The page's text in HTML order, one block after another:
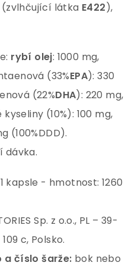
(zvlhčující látka E422),
rybí olej: 1000 mg,
(33%EPA): 330
(22%DHA): 220 mg,
(10%): 100 mg,
(100%DDD).
dávka.
1 kapsle - hmotnost: 1260
Sp. z o.o., PL – 39-
c, Polsko.
číslo šarže: bok nebo